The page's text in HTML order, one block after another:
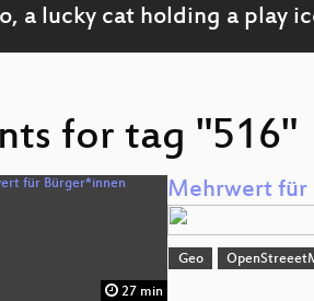
for tag "516"
27 min
Mehrwert für
Geo